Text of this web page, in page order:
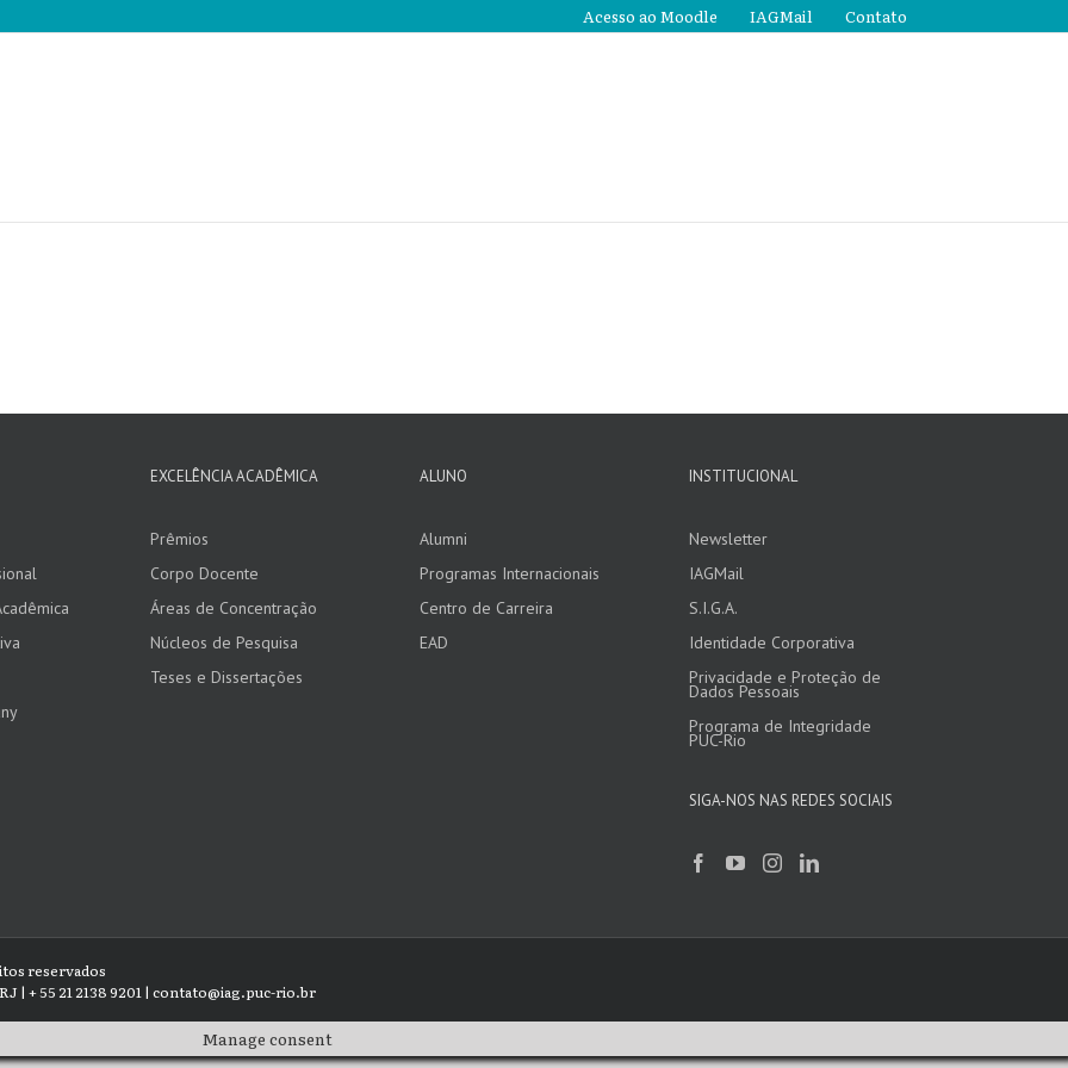
Acesso ao Moodle IAGMail Contato
EXCELÊNCIA ACADÊMICA
Prêmios
Corpo Docente
Áreas de Concentração
Núcleos de Pesquisa
Teses e Dissertações
ALUNO
Alumni
Programas Internacionais
Centro de Carreira
EAD
INSTITUCIONAL
Newsletter
IAGMail
S.I.G.A.
Identidade Corporativa
Privacidade e Proteção de
Dados Pessoais
Programa de Integridade
PUC-Rio
SIGA-NOS NAS REDES SOCIAIS
reservados
| + 55 21 2138 9201 | contato@iag.puc-rio.br
Manage consent